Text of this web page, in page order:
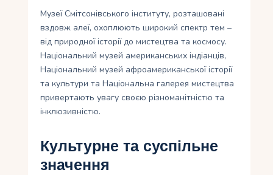
Музеї Смітсонівського інституту, розташовані
вздовж алеї, охоплюють широкий спектр тем –
від природної історії до мистецтва та космосу.
Національний музей американських індіанців,
Національний музей афроамериканської історії
та культури та Національна галерея мистецтва
привертають увагу своєю різноманітністю та
інклюзивністю.
Культурне та суспільне
значення